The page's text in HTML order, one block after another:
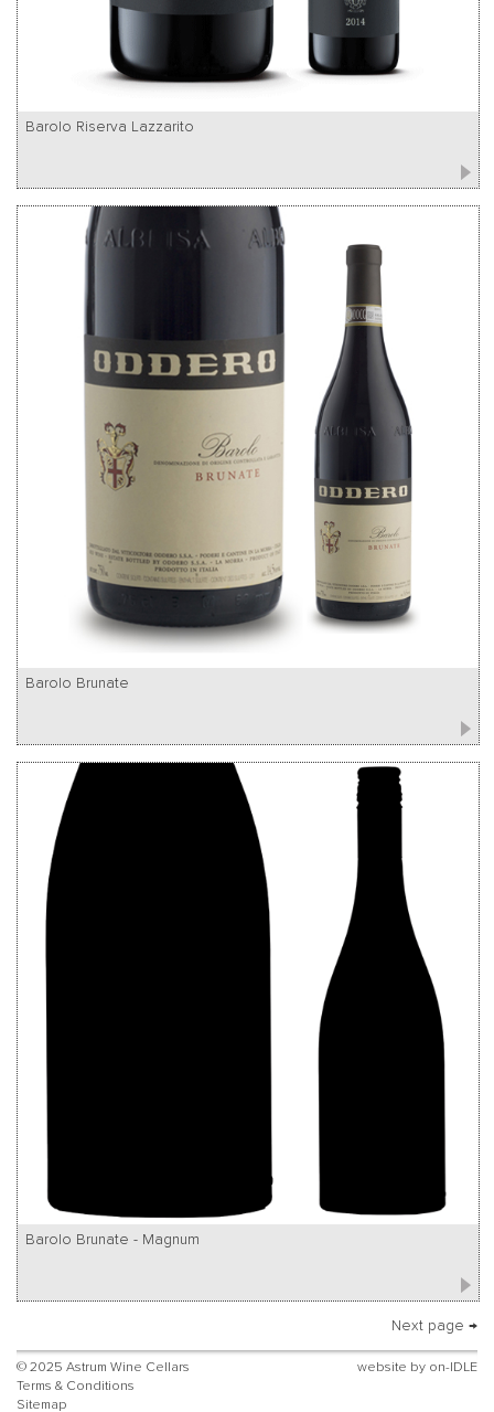
Barolo Riserva Lazzarito
Barolo Brunate
Barolo Brunate - Magnum
Next page →
© 2025 Astrum Wine Cellars
Terms & Conditions
Sitemap
website by on-IDLE